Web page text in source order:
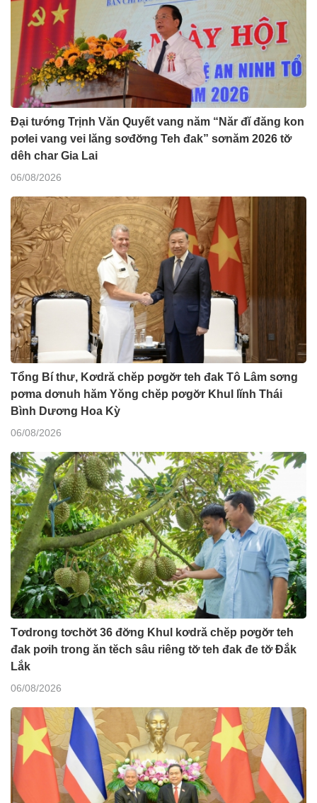
Đại tướng Trịnh Văn Quyết vang năm “Năr đĭ đăng kon
pơlei vang vei lăng sơđơ̆ng Teh đak” sơnăm 2026 tơ̆
dêh char Gia Lai
06/08/2026
Tổng Bí thư, Kơdră chĕp pơgơ̆r teh đak Tô Lâm sơng
pơma dơnuh hăm Yŏng chĕp pơgơ̆r Khul lĭnh Thái
Bình Dương Hoa Kỳ
06/08/2026
Tơdrong tơchơ̆t 36 đơ̆ng Khul kơdră chĕp pơgơ̆r teh
đak pơih trong ăn tĕch sâu riêng tơ̆ teh đak đe tơ̆ Đắk
Lắk
06/08/2026